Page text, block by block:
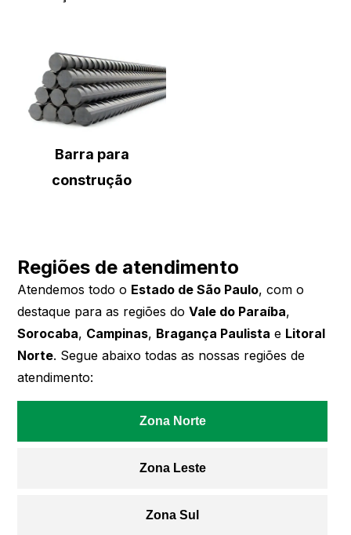
Barra para
construção
Regiões de atendimento
Atendemos todo o Estado de São Paulo, com o
destaque para as regiões doVale do Paraíba,
Sorocaba, Campinas, Bragança Paulista e Litoral
Norte. Segue abaixo todas as nossas regiões de
atendimento:
Zona Norte
Zona Leste
Zona Sul